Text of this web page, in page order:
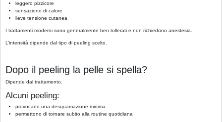
leggero pizzicore
sensazione di calore
lieve tensione cutanea
I trattamenti moderni sono generalmente ben tollerati e non richiedono anestesia.
L’intensità dipende dal tipo di peeling scelto.
Dopo il peeling la pelle si spella?
Dipende dal trattamento.
Alcuni peeling:
provocano una desquamazione minima
permettono di tornare subito alla routine quotidiana